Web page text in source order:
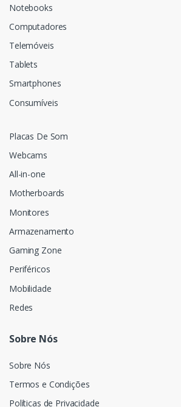
Notebooks
Computadores
Telemóveis
Tablets
Smartphones
Consumíveis
Placas De Som
Webcams
All-in-one
Motherboards
Monitores
Armazenamento
Gaming Zone
Periféricos
Mobilidade
Redes
Sobre Nós
Sobre Nós
Termos e Condições
Políticas de Privacidade